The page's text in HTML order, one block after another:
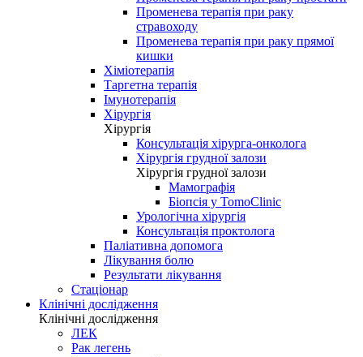
Променева терапія при раку
стравоходу
Променева терапія при раку прямої
кишки
Хіміотерапія
Таргетна терапія
Імунотерапія
Хірургія
Хірургія
Консультація хірурга-онколога
Хірургія грудної залози
Хірургія грудної залози
Мамографія
Біопсія у TomoClinic
Урологічна хірургія
Консультація проктолога
Паліативна допомога
Лікування болю
Результати лікування
Стаціонар
Клінічні дослідження
Клінічні дослідження
ЛЕК
Рак легень